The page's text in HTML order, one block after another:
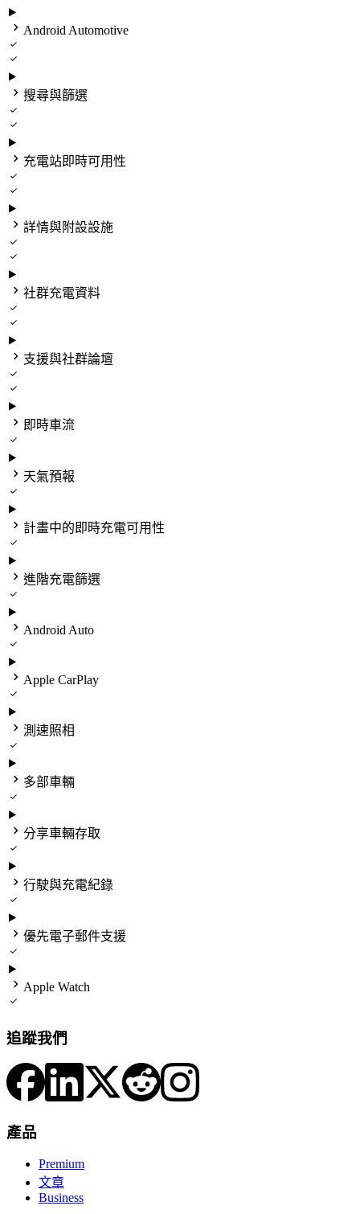
 Android Automotive


 搜尋與篩選


 充電站即時可用性


 詳情與附設設施


 社群充電資料


 支援與社群論壇


 即時車流

 天氣預報

 計畫中的即時充電可用性

 進階充電篩選

 Android Auto

 Apple CarPlay

 測速照相

 多部車輛

 分享車輛存取

 行駛與充電紀錄

 優先電子郵件支援

 Apple Watch

追蹤我們
產品
Premium
文章
Business